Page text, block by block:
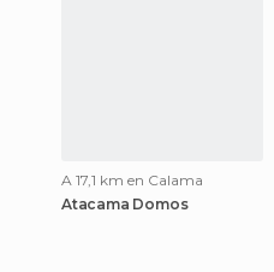
A 17,1 km en Calama
Atacama Domos